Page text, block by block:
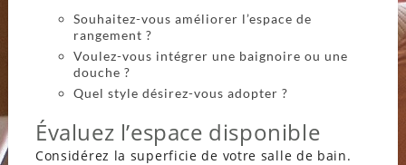
Souhaitez-vous améliorer l’espace de
rangement ?
Voulez-vous intégrer une baignoire ou une
douche ?
Quel style désirez-vous adopter ?
Évaluez l’espace disponible
Considérez la superficie de votre salle de bain.